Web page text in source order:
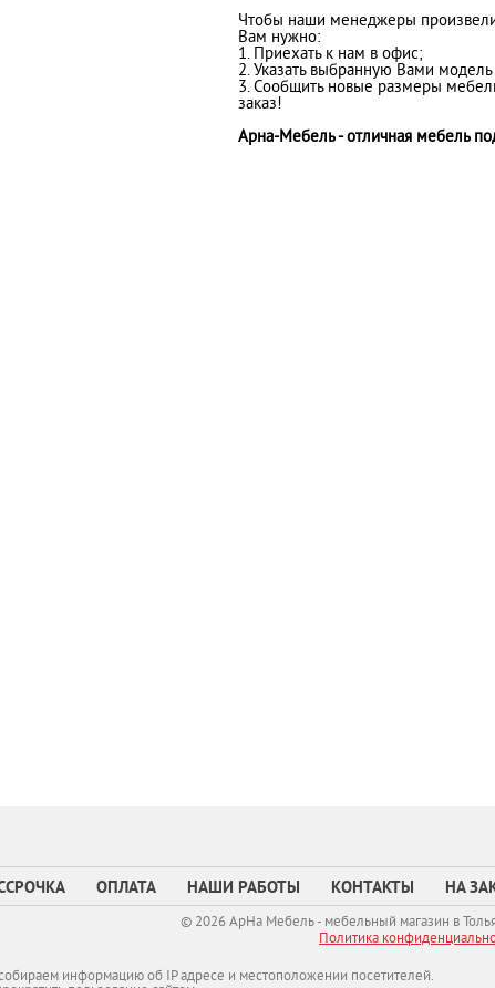
Чтобы наши менеджеры
Вам нужно:
1. Приехать к нам в офис;
2. Указать выбранную Вами модель
3. Сообщить новые размеры
заказ!
Арна-Мебель - отличная мебель
ОПЛАТА НАШИ РАБОТЫ КОНТАКТЫ НА
© 2026 АрНа Мебель - мебельный магазин в
Политикa
информацию об IP адресе и местоположении посетителей.